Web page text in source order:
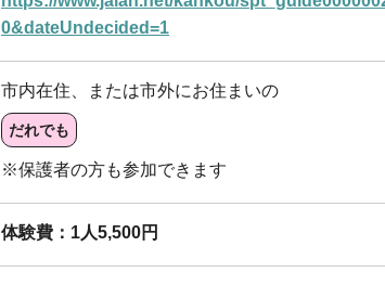
0&dateUndecided=1
市内在住、または市外にお住まいの
だれでも
※保護者の方も参加できます
体験費：1人5,500円